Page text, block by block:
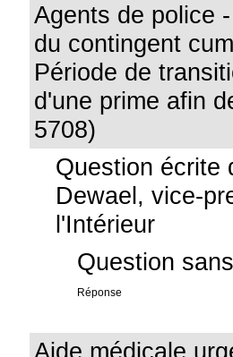
Agents de police
du contingent
Période de
d'une prime afin
5708)
Question écrite
Dewael, vice-
l'Intérieur
Question
Réponse
Aide médicale